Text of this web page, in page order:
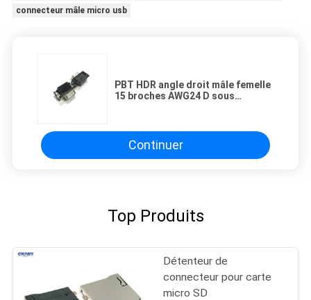
connecteur mâle micro usb
PBT HDR angle droit mâle femelle
15 broches AWG24 D sous
Continuer
Top Produits
Détenteur de
connecteur pour carte
micro SD